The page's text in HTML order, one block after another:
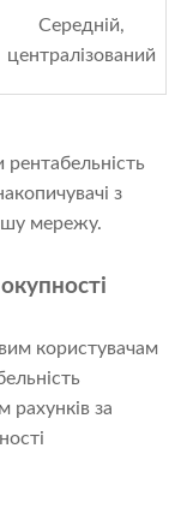
Середній,
централізований
з
мережу.
користувачам
рахунків за